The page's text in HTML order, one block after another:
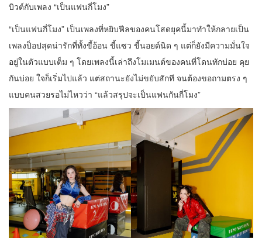
บิวต์กับเพลง “เป็นแฟนกี่โมง”
“เป็นแฟนกี่โมง” เป็นเพลงที่หยิบฟีลของคนโสดยุคนี้มาทำให้กลายเป็น
เพลงป็อปสุดน่ารักที่ทั้งขี้อ้อน ขี้แซว ขี้นอยด์นิด ๆ แต่ก็ยังมีความมั่นใจ
อยู่ในตัวแบบเต็ม ๆ โดยเพลงนี้เล่าถึงโมเมนต์ของคนที่โดนทักบ่อย คุย
กันบ่อย ใจก็เริ่มไปแล้ว แต่สถานะยังไม่ขยับสักที จนต้องขอถามตรง ๆ
แบบคนสวยรอไม่ไหวว่า “แล้วสรุปจะเป็นแฟนกันกี่โมง”